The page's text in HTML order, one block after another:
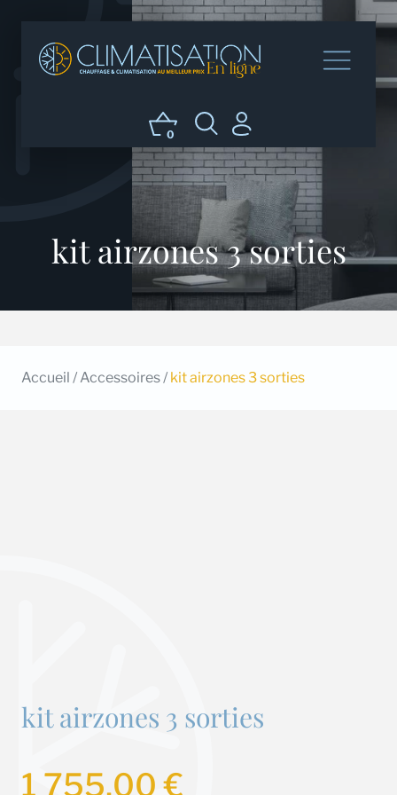
0
kit airzones 3 sorties
Accueil / Accessoires/ kit airzones 3 sorties
kit airzones 3 sorties
1 755,00€